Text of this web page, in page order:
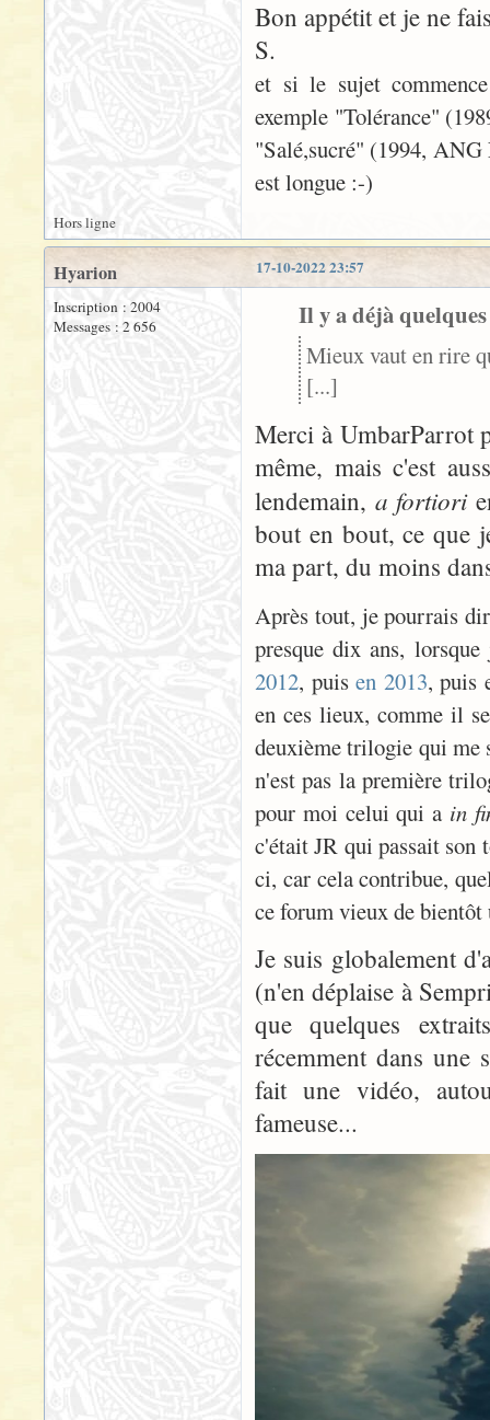
Bon appétit et je ne
S.
et si le sujet
exemple "Tolérance"
"Salé,sucré" (1994,
est longue :-)
Hors ligne
17-10-2022 23:57
Hyarion
Inscription : 2004
Messages : 2 656
Il y a déjà
Mieux vaut en rire
[...]
Merci à UmbarParrot
même, mais c'est
lendemain, a fortiori
bout en bout, ce que
ma part, du moins
Après tout, je pourrais
presque dix ans,
2012, puisen 2013, puis
en ces lieux, comme il
deuxième trilogie qui me
n'est pas la première
pour moi celui qui a in
c'était JR qui passait son
ci, car cela contribue,
ce forum vieux de bientôt
Je suis globalement
(n'en déplaise à
que quelques
récemment dans une
fait une vidéo,
fameuse...